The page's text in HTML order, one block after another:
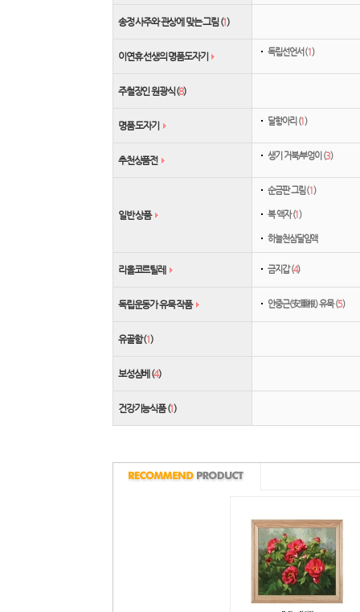
송정 사주와 관상에 맞는 그림 (1)
이연휴 선생의 명품도자기 독립선언서 (1)
주철장인 원광식 (8)
명품 도자기 달항아리 (1)
추천상품전 생기 거북/부엉이 (3)
일반 상품
순금판 그림 (1)
복 액자 (1)
하늘천삼달임액
리올코르틸레 금지갑 (4)
독립운동가 유묵 작품 안중근(安重根) 유묵 (5)
유골함 (1)
보성삼베 (4)
건강기능식품 (1)